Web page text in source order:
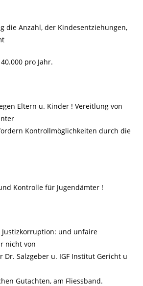
die Anzahl, der Kindesentziehungen,
pro Jahr.
Eltern u. Kinder ! Vereitlung von
Kontrollmöglichkeiten durch die
Kontrolle für Jugendämter !
Justizkorruption: und unfaire
nicht von
Dr. Salzgeber u. IGF Institut Gericht u
Gutachten, am Fliessband.